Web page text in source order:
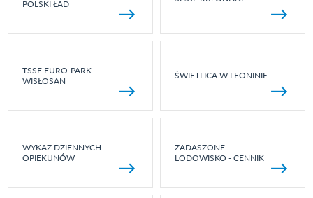
POLSKI ŁAD
TSSE EURO-PARK
WISŁOSAN
ŚWIETLICA W LEONINIE
WYKAZ DZIENNYCH
OPIEKUNÓW
ZADASZONE
LODOWISKO - CENNIK